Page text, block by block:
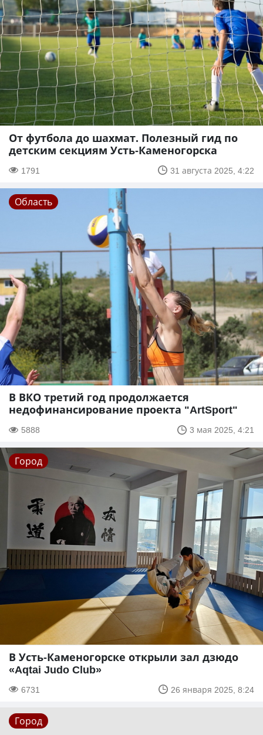
От футбола до шахмат. Полезный гид по
детским секциям Усть-Каменогорска
1791 31 августа 2025, 4:22
Область
В ВКО третий год продолжается
недофинансирование проекта "ArtSport"
5888 3 мая 2025, 4:21
Город
В Усть-Каменогорске открыли зал дзюдо
«Aqtai Judo Club»
6731 26 января 2025, 8:24
Город